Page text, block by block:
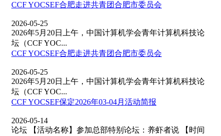
CCF YOCSEF合肥走进共青团合肥市委员会
2026-05-25
2026年5月20日上午，中国计算机学会青年计算机科技论
坛（CCF YOC...
CCF YOCSEF合肥走进共青团合肥市委员会
2026-05-25
2026年5月20日上午，中国计算机学会青年计算机科技论
坛（CCF YOC...
CCF YOCSEF保定2026年03-04月活动简报
2026-05-14
论坛 【活动名称】参加总部特别论坛：养虾者说 【时间